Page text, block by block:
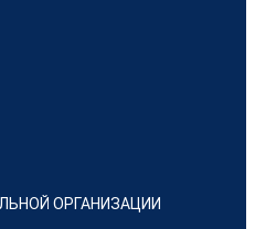
ОРГАНИЗАЦИИ